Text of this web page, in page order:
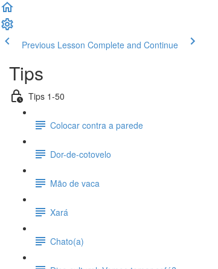
Previous Lesson Complete and Continue
Tips
Tips 1-50
Colocar contra a parede
Dor-de-cotovelo
Mão de vaca
Xará
Chato(a)